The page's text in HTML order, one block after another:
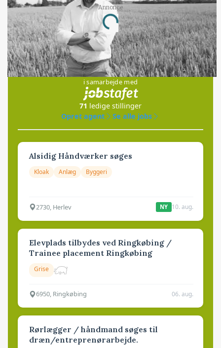
Annonce
Loading...
Jobs
i samarbejde med
71 ledige stillinger
Opret agent
Se alle jobs
Alsidig Håndværker søges
Kloak Anlæg Byggeri
2730, Herlev NY 10. aug.
Elevplads tilbydes ved Ringkøbing /
Trainee placement Ringkøbing
Grise
6950, Ringkøbing 06. aug.
Rørlægger / håndmand søges til
dræn/entreprenørarbejde.